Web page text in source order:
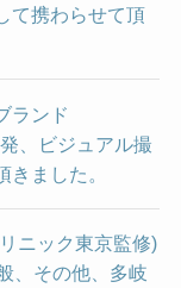
て携わらせて頂
ランド
、ビジュアル撮
ました。
ニック東京監修)
、その他、多岐